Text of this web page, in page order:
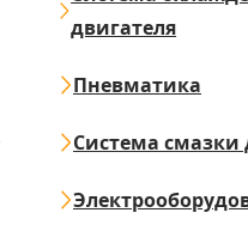
двигателя
Пневматика
Система смазки